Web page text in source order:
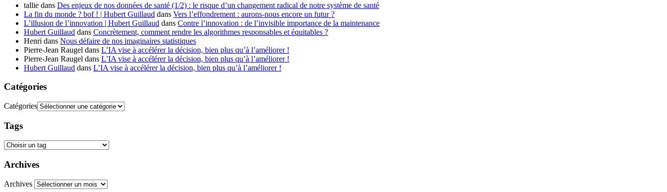
tallie dans Des enjeux de nos données de santé (1/2) : le risque d’un changement radical de notre système de santé
La fin du monde ? bof ! | Hubert Guillaud dans Vers l’effondrement : aurons-nous encore un futur ?
L’illusion de l’innovation | Hubert Guillaud dans Contre l’innovation : de l’invisible importance de la maintenance
Hubert Guillaud dans Concrètement, comment rendre les algorithmes responsables et équitables ?
Henri dans Nous défaire de nos imaginaires statistiques
Pierre-Jean Raugel dans L’IA vise à accélérer la décision, bien plus qu’à l’améliorer !
Pierre-Jean Raugel dans L’IA vise à accélérer la décision, bien plus qu’à l’améliorer !
Hubert Guillaud dans L’IA vise à accélérer la décision, bien plus qu’à l’améliorer !
Catégories
Catégories
Tags
Archives
Archives